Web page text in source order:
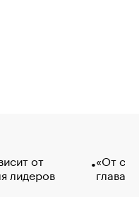
от
лидеров
«От
глава